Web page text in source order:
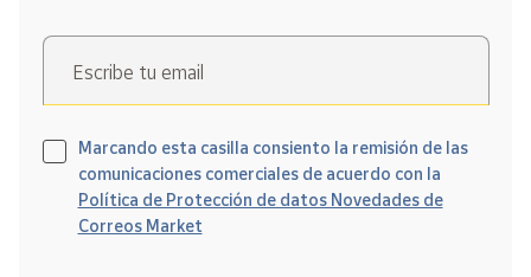
Escribe tu email
Marcando esta casilla consiento la remisión de las
comunicaciones comerciales de acuerdo con la
Política de Protección de datos Novedades de
Correos Market